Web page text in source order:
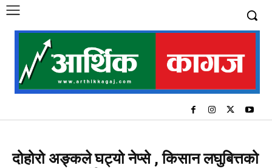
दोहोरो अङ्कले घट्यो नेप्से , किसान लघुबित्तको